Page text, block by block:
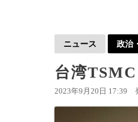
ニュース 政治
台湾
2023年9月20日 17:39